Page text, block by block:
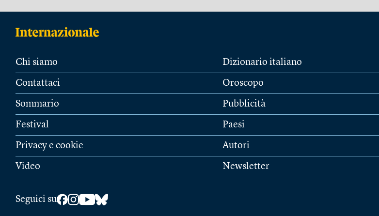
Chi siamo
Contattaci
Sommario
Festival
Privacy e cookie
Video
Dizionario italiano
Oroscopo
Pubblicità
Paesi
Autori
Newsletter
Seguici su